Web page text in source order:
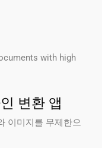
with high
변환 앱
이미지를 무제한으